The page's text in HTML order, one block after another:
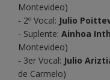
Montevideo)
- 2º Vocal: Julio
- Suplente: Ainhoa
Montevideo)
- 3er Vocal: Julio
de Carmelo)